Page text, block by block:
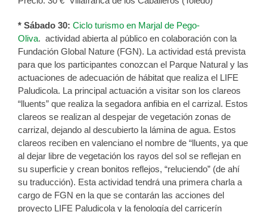
* Sábado 30: Ciclo turismo en Marjal de Pego-
Oliva. actividad abierta al público en colaboración con la
Fundación Global Nature (FGN). La actividad está prevista
para que los participantes conozcan el Parque Natural y las
actuaciones de adecuación de hábitat que realiza el LIFE
Paludicola. La principal actuación a visitar son los clareos
“lluents” que realiza la segadora anfibia en el carrizal. Estos
clareos se realizan al despejar de vegetación zonas de
carrizal, dejando al descubierto la lámina de agua. Estos
clareos reciben en valenciano el nombre de “lluents, ya que
al dejar libre de vegetación los rayos del sol se reflejan en
su superficie y crean bonitos reflejos, “reluciendo” (de ahí
su traducción). Esta actividad tendrá una primera charla a
cargo de FGN en la que se contarán las acciones del
proyecto LIFE Paludicola y la fenología del carricerín